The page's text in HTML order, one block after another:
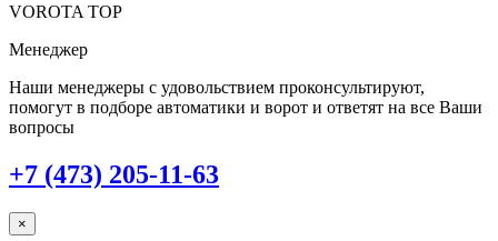
VOROTA TOP
Менеджер
Наши менеджеры с удовольствием проконсультируют,
помогут в подборе автоматики и ворот и ответят на все Ваши
вопросы
+7 (473) 205-11-63
×